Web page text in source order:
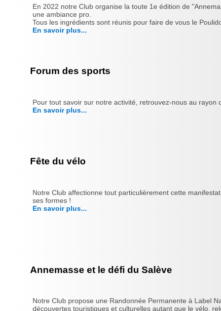
En 2022 notre Club organise la toute 1e édition de
une ambiance pro.
Tous les ingrédients sont réunis pour faire de vous le
En savoir plus...
Forum des sports
Pour tout savoir sur notre activité, retrouvez-nous au
En savoir plus...
Fête du vélo
Notre Club affectionne tout particulièrement cette
ses formes !
En savoir plus...
Annemasse et le défi du Salève
Notre Club propose une Randonnée Permanente à Label
découvertes touristiques et culturelles autant que le vélo,